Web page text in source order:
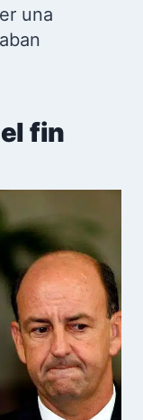
una
fin